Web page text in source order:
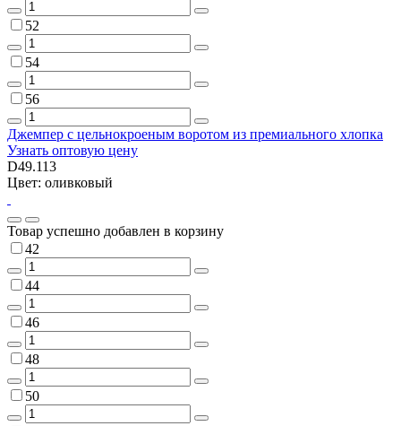
52
54
56
Джемпер с цельнокроеным воротом из премиального хлопка
Узнать оптовую цену
D49.113
Цвет: оливковый
Товар успешно добавлен в корзину
42
44
46
48
50